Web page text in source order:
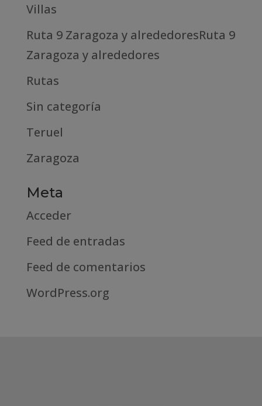
Villas
Ruta 9 Zaragoza y alrededoresRuta 9
Zaragoza y alrededores
Rutas
Sin categoría
Teruel
Zaragoza
Meta
Acceder
Feed de entradas
Feed de comentarios
WordPress.org